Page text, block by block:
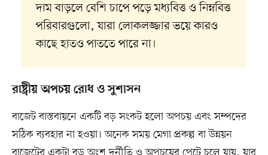
দাম বাড়লে বেশি চাপে পড়ে মধ্যবিত্ত ও নিম্নবিত্ত
পরিবারগুলো, যারা লোকলজ্জার ভয়ে কারও
কাছে হাতও পাততে পারে না।
রাষ্ট্রীয় অপচয় রোধ ও সুশাসন
বাজেট বাস্তবায়নে একটি বড় সংকট হলো অপচয় এবং সম্পদের
সঠিক ব্যবহার না হওয়া। অনেক সময় মেগা প্রকল্প বা উন্নয়ন